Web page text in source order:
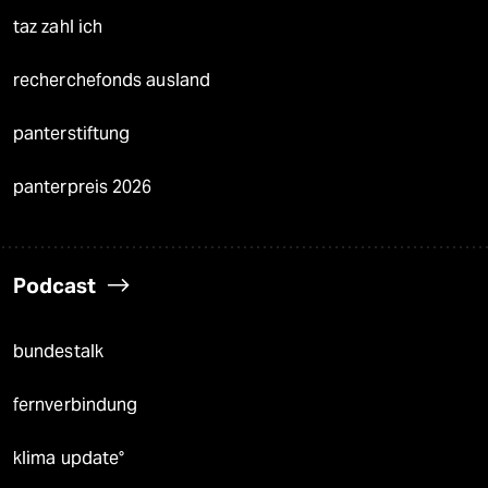
taz zahl ich
recherchefonds ausland
panterstiftung
panterpreis 2026
Podcast
bundestalk
fernverbindung
klima update°